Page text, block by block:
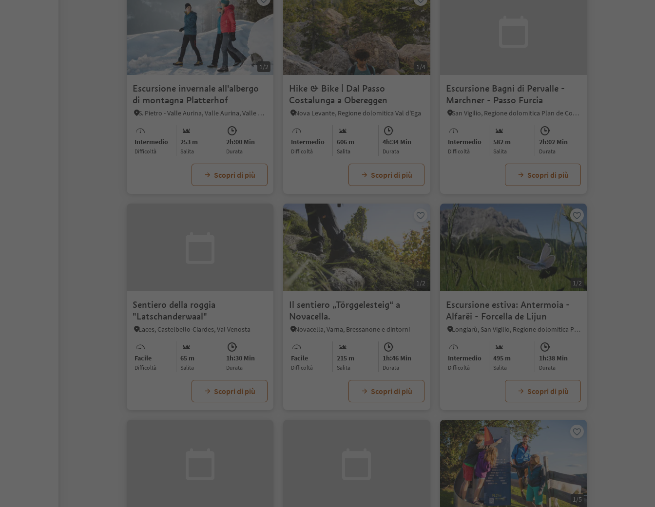
1/2
Escursione invernale all'albergo
di montagna Platterhof
S. Pietro - Valle Aurina, Valle Aurina, Valle Aurina
Intermedio
Difficoltà
253 m
Salita
2h:00 Min
durata
Scopri di più
1/4
Hike & Bike | Dal Passo
Costalunga a Obereggen
Nova Levante, Regione dolomitica Val d'Ega
Intermedio
Difficoltà
606 m
Salita
4h:34 Min
durata
Scopri di più
Escursione Bagni di Pervalle -
Marchner - Passo Furcia
San Vigilio, Regione dolomitica Plan de Corones
Intermedio
Difficoltà
582 m
Salita
2h:02 Min
durata
Scopri di più
Sentiero della roggia
"Latschanderwaal"
Laces, Castelbello-Ciardes, Val Venosta
Facile
Difficoltà
65 m
Salita
1h:30 Min
durata
Scopri di più
1/2
Il sentiero „Törggelesteig“ a
Novacella.
Novacella, Varna, Bressanone e dintorni
Facile
Difficoltà
215 m
Salita
1h:46 Min
durata
Scopri di più
1/2
Escursione estiva: Antermoia -
Alfarëi - Forcella de Lijun
Longiarù, San Vigilio, Regione dolomitica Plan de Corones
Intermedio
Difficoltà
495 m
Salita
1h:38 Min
durata
Scopri di più
1/5